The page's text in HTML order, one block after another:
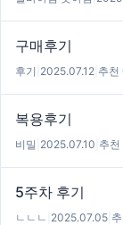
구매후기
후기 2025.07.12 추천
복용후기
비밀 2025.07.10 추천
5주차 후기
ㄴㄴㄴ 2025.07.05